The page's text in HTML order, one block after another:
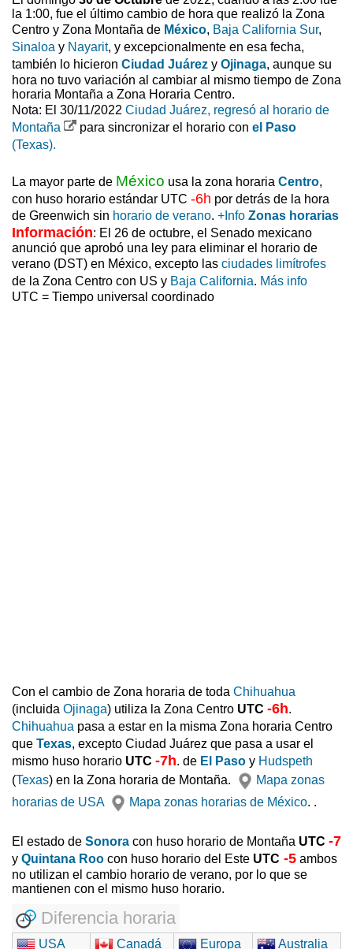
la 1:00, fue el último cambio de hora que realizó la Zona
Centro y Zona Montaña de México, Baja California Sur,
Sinaloa y Nayarit, y excepcionalmente en esa fecha,
también lo hicieron Ciudad Juárez y Ojinaga, aunque su
hora no tuvo variación al cambiar al mismo tiempo de Zona
horaria Montaña a Zona Horaria Centro.
Nota: El 30/11/2022 Ciudad Juárez, regresó al horario de
Montaña
para sincronizar el horario con el Paso
(Texas).
La mayor parte de México usa la zona horaria Centro,
con huso horario estándar UTC -6h por detrás de la hora
de Greenwich sin horario de verano. +Info Zonas horarias
Información: El 26 de octubre, el Senado mexicano
anunció que aprobó una ley para eliminar el horario de
verano (DST) en México, excepto las ciudades limítrofes
de la Zona Centro con US y Baja California. Más info
UTC = Tiempo universal coordinado
Con el cambio de Zona horaria de toda Chihuahua
(incluida Ojinaga) utiliza la Zona Centro UTC -6h.
Chihuahua pasa a estar en la misma Zona horaria Centro
que Texas, excepto Ciudad Juárez que pasa a usar el
mismo huso horario UTC -7h. de El Paso y Hudspeth
(Texas) en la Zona horaria de Montaña.
Mapa zonas
horarias de USA
Mapa zonas horarias de México. .
El estado de Sonora con huso horario de Montaña UTC -7
y Quintana Roo con huso horario del Este UTC -5 ambos
no utilizan el cambio horario de verano, por lo que se
mantienen con el mismo huso horario.
Diferencia horaria
USA Canadá Europa Australia